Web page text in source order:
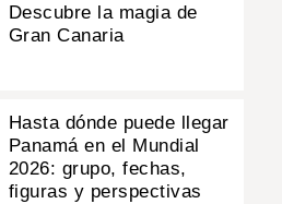
Descubre la magia de
Gran Canaria
Hasta dónde puede llegar
Panamá en el Mundial
2026: grupo, fechas,
figuras y perspectivas